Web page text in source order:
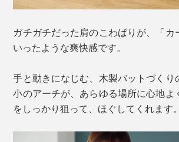
ガチガチだった肩のこわばりが、「カ
いったような爽快感です。
手と動きになじむ、木製バットづくり
小のアーチが、あらゆる場所に心地よ
をしっかり狙って、ほぐしてくれます。